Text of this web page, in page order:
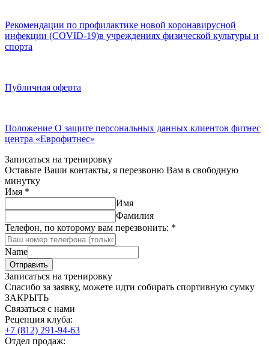
Рекомендации по профилактике новой коронавирусной
инфекции (COVID-19)в учреждениях физической культуры и
спорта
Публичная оферта
Положение О защите персональных данных клиентов фитнес
центра «Еврофитнес»
Записаться на тренировку
Оставьте Ваши контакты, я перезвоню Вам в свободную
минутку
Имя *
Имя
Фамилия
Телефон, по которому вам перезвонить: *
Name
Отправить
Записаться на тренировку
Спасибо за заявку, можете идти собирать спортивную сумку
ЗАКРЫТЬ
Связаться с нами
Рецепция клуба:
+7 (812) 291-94-63
Отдел продаж: